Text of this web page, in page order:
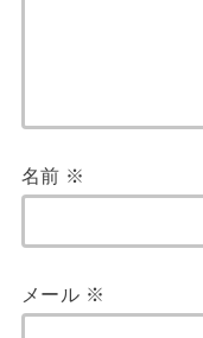
名前 ※
メール ※